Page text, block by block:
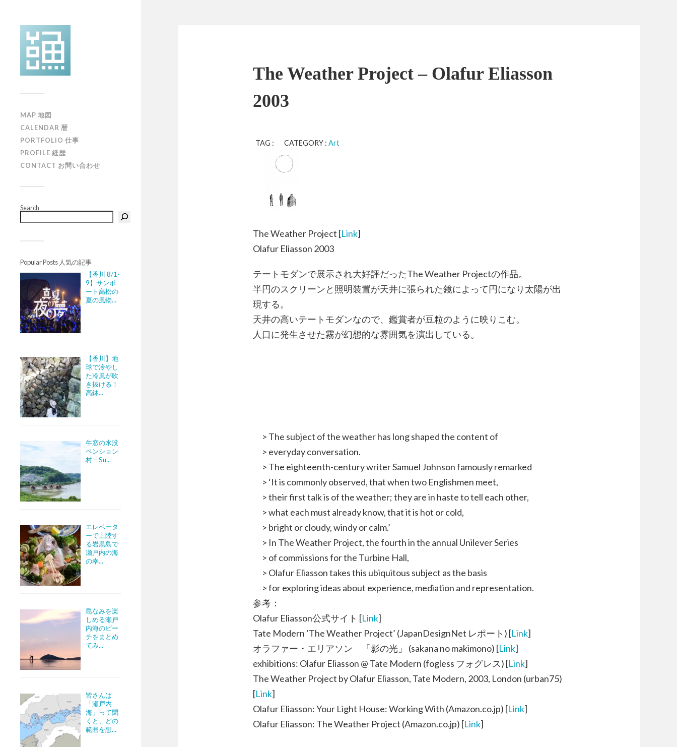
MAP 地図
CALENDAR 暦
PORTFOLIO 仕事
PROFILE 経歴
CONTACT お問い合わせ
Search
Popular Posts 人気の記事
【香川 8/1-
9】サンポ
ート高松の
夏の風物...
【香川】地
球で冷やし
た冷風が吹
き抜ける！
高鉢...
牛窓の水没
ペンション
村 – Su...
エレベータ
ーで上陸す
る岩黒島で
瀬戸内の海
の幸...
島なみを楽
しめる瀬戸
内海のビー
チをまとめ
てみ...
皆さんは
「瀬戸内
海」って聞
くと、どの
範囲を想...
The Weather Project – Olafur Eliasson
2003
TAG : CATEGORY : Art
The Weather Project [Link]
Olafur Eliasson 2003
テートモダンで展示され大好評だったThe Weather Projectの作品。
半円のスクリーンと照明装置が天井に張られた鏡によって円になり太陽が出
現する。
天井の高いテートモダンなので、鑑賞者が豆粒のように映りこむ。
人口に発生させた霧が幻想的な雰囲気を演出している。
> The subject of the weather has long shaped the content of
> everyday conversation.
> The eighteenth-century writer Samuel Johnson famously remarked
> ‘It is commonly observed, that when two Englishmen meet,
> their first talk is of the weather; they are in haste to tell each other,
> what each must already know, that it is hot or cold,
> bright or cloudy, windy or calm.’
> In The Weather Project, the fourth in the annual Unilever Series
> of commissions for the Turbine Hall,
> Olafur Eliasson takes this ubiquitous subject as the basis
> for exploring ideas about experience, mediation and representation.
参考：
Olafur Eliasson公式サイト [Link]
Tate Modern ‘The Weather Project’ (JapanDesignNet レポート) [Link]
オラファー・エリアソン 「影の光」 (sakana no makimono) [Link]
exhibitions: Olafur Eliasson @ Tate Modern (fogless フォグレス) [Link]
The Weather Project by Olafur Eliasson, Tate Modern, 2003, London (urban75)
[Link]
Olafur Eliasson: Your Light House: Working With (Amazon.co.jp) [Link]
Olafur Eliasson: The Weather Project (Amazon.co.jp) [Link]